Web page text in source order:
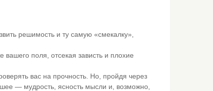
решимость и ту самую «смекалку»,
вашего поля, отсекая зависть и плохие
вас на прочность. Но, пройдя через
— мудрость, ясность мысли и, возможно,